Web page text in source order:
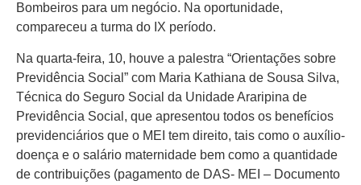
Bombeiros para um negócio. Na oportunidade,
compareceu a turma do IX período.
Na quarta-feira, 10, houve a palestra “Orientações sobre
Previdência Social” com Maria Kathiana de Sousa Silva,
Técnica do Seguro Social da Unidade Araripina de
Previdência Social, que apresentou todos os benefícios
previdenciários que o MEI tem direito, tais como o auxílio-
doença e o salário maternidade bem como a quantidade
de contribuições (pagamento de DAS- MEI – Documento